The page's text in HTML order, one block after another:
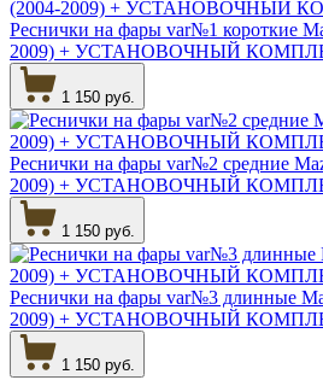
Реснички на фары var№1 короткие
2009) + УСТАНОВОЧНЫЙ
1 150 руб.
Реснички на фары var№2 средние
2009) + УСТАНОВОЧНЫЙ
1 150 руб.
Реснички на фары var№3 длинные
2009) + УСТАНОВОЧНЫЙ
1 150 руб.